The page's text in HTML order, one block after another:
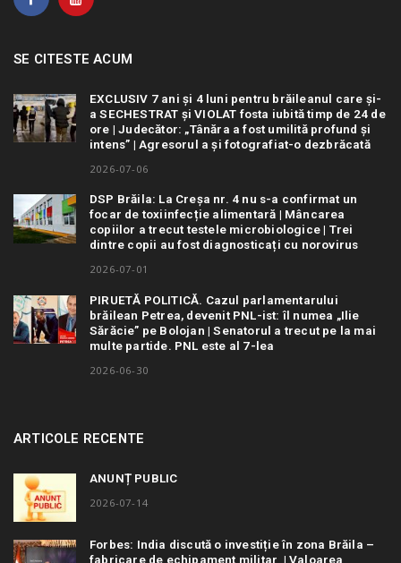
SE CITESTE ACUM
EXCLUSIV 7 ani și 4 luni pentru brăileanul care și-
a SECHESTRAT și VIOLAT fosta iubită timp de 24 de
ore | Judecător: „Tânăra a fost umilită profund și
intens” | Agresorul a și fotografiat-o dezbrăcată
2026-07-06
DSP Brăila: La Creșa nr. 4 nu s-a confirmat un
focar de toxiinfecție alimentară | Mâncarea
copiilor a trecut testele microbiologice | Trei
dintre copii au fost diagnosticați cu norovirus
2026-07-01
PIRUETĂ POLITICĂ. Cazul parlamentarului
brăilean Petrea, devenit PNL-ist: îl numea „Ilie
Sărăcie” pe Bolojan | Senatorul a trecut pe la mai
multe partide. PNL este al 7-lea
2026-06-30
ARTICOLE RECENTE
ANUNȚ PUBLIC
2026-07-14
Forbes: India discută o investiție în zona Brăila –
fabricare de echipament militar | Valoarea